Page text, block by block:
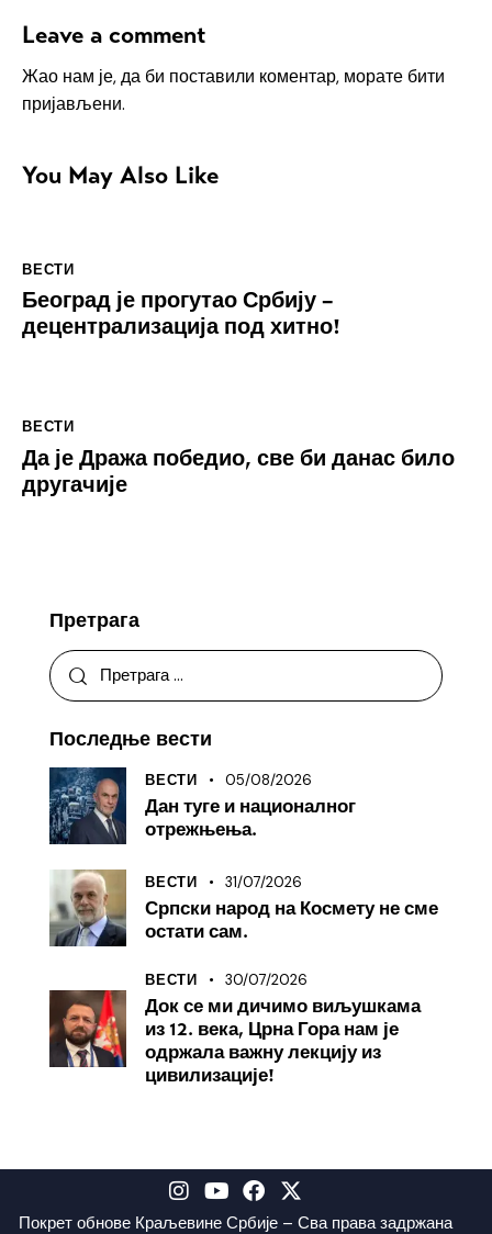
Leave a comment
Жао нам је, да би поставили коментар, морате бити
пријављени.
You May Also Like
ВЕСТИ
Београд је прогутао Србију –
децентрализација под хитно!
ВЕСТИ
Да је Дража победио, све би данас било
другачије
Претрага
Последње вести
ВЕСТИ 05/08/2026
Дан туге и националног
отрежњења.
ВЕСТИ 31/07/2026
Српски народ на Космету не сме
остати сам.
ВЕСТИ 30/07/2026
Док се ми дичимо виљушкама
из 12. века, Црна Гора нам је
одржала важну лекцију из
цивилизације!
Покрет обнове Краљевине Србије – Сва права задржана